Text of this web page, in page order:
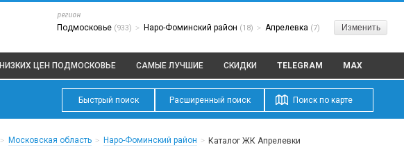
регион
Подмосковье (933) > Наро-Фоминский район (18) > Апрелевка (7) Изменить
НИЗКИХ ЦЕН ПОДМОСКОВЬЕ САМЫЕ ЛУЧШИЕ СКИДКИ TELEGRAM MAX
Быстрый поиск Расширенный поиск Поиск по карте
> Московская область > Наро-Фоминский район > Каталог ЖК Апрелевки